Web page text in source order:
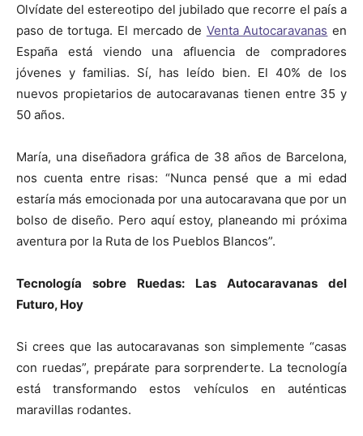
Olvídate del estereotipo del jubilado que recorre el país a
paso de tortuga. El mercado de Venta Autocaravanas en
España está viendo una afluencia de compradores
jóvenes y familias. Sí, has leído bien. El 40% de los
nuevos propietarios de autocaravanas tienen entre 35 y
50 años.
María, una diseñadora gráfica de 38 años de Barcelona,
nos cuenta entre risas: “Nunca pensé que a mi edad
estaría más emocionada por una autocaravana que por un
bolso de diseño. Pero aquí estoy, planeando mi próxima
aventura por la Ruta de los Pueblos Blancos”.
Tecnología sobre Ruedas: Las Autocaravanas del
Futuro, Hoy
Si crees que las autocaravanas son simplemente “casas
con ruedas”, prepárate para sorprenderte. La tecnología
está transformando estos vehículos en auténticas
maravillas rodantes.